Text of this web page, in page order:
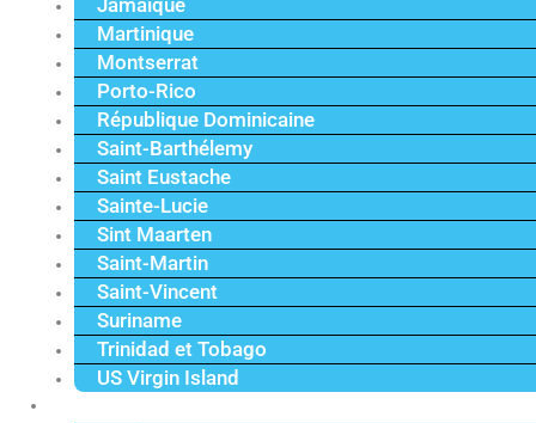
Jamaïque
Martinique
Montserrat
Porto-Rico
République Dominicaine
Saint-Barthélemy
Saint Eustache
Sainte-Lucie
Sint Maarten
Saint-Martin
Saint-Vincent
Suriname
Trinidad et Tobago
US Virgin Island